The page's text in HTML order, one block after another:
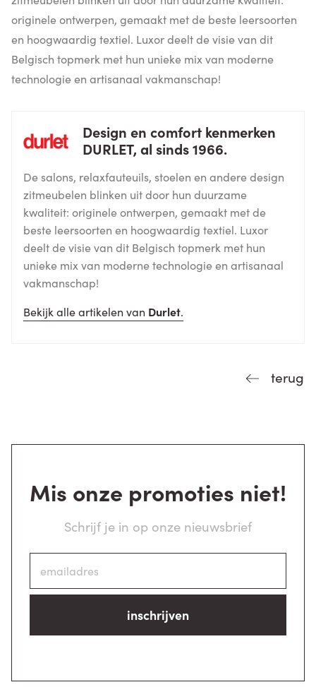
originele ontwerpen, gemaakt met de beste leersoorten
en hoogwaardig textiel. Luxor deelt de visie van dit
Belgisch topmerk met hun unieke mix van moderne
technologie en artisanaal vakmanschap!
Design en comfort kenmerken
DURLET, al sinds 1966.
De salons, relaxfauteuils, stoelen en andere design
zitmeubelen blinken uit door hun duurzame
kwaliteit: originele ontwerpen, gemaakt met de
beste leersoorten en hoogwaardig textiel. Luxor
deelt de visie van dit Belgisch topmerk met hun
unieke mix van moderne technologie en artisanaal
vakmanschap!
Bekijk alle artikelen van Durlet.
terug
Mis onze promoties niet!
Schrijf je in op onze nieuwsbrief
inschrijven